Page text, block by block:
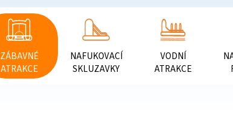
ZÁBAVNÉ
ATRAKCE
NAFUKOVACÍ
SKLUZAVKY
VODNÍ
ATRAKCE